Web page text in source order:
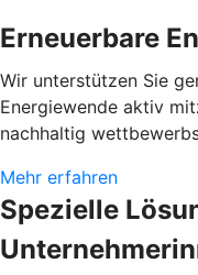
Erneuerbare
Wir unterstützen Sie
Energiewende aktiv
nachhaltig
Mehr erfahren
Spezielle